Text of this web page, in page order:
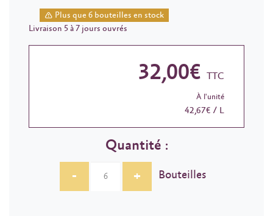
Plus que 6 bouteilles en stock
Livraison 5 à 7 jours ouvrés
32,00€ TTC
À l'unité
42,67€ / L
Quantité :
-
+ Bouteilles